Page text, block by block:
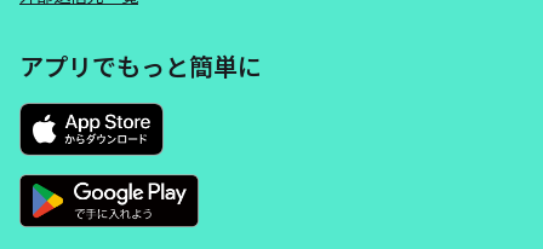
アプリでもっと簡単に